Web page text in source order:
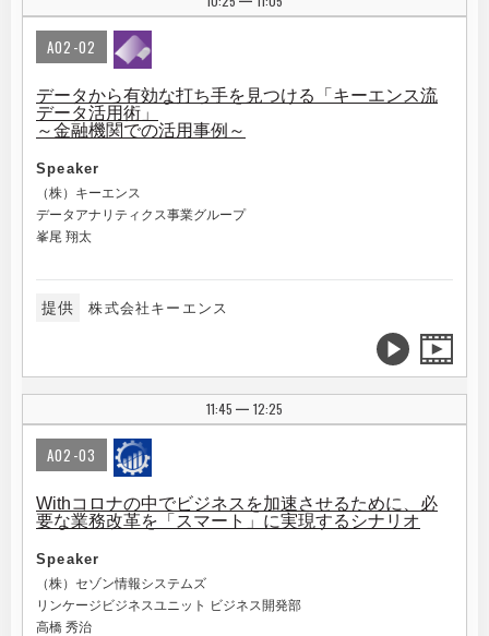
|
A02-02
データから有効な打ち手を見つける「キーエンス流
データ活用術」
～金融機関での活用事例～
Speaker
（株）キーエンス
データアナリティクス事業グループ
峯尾 翔太
提供 株式会社キーエンス
11:45 | 12:25
A02-03
Withコロナの中でビジネスを加速させるために、必
要な業務改革を「スマート」に実現するシナリオ
Speaker
（株）セゾン情報システムズ
リンケージビジネスユニット ビジネス開発部
高橋 秀治